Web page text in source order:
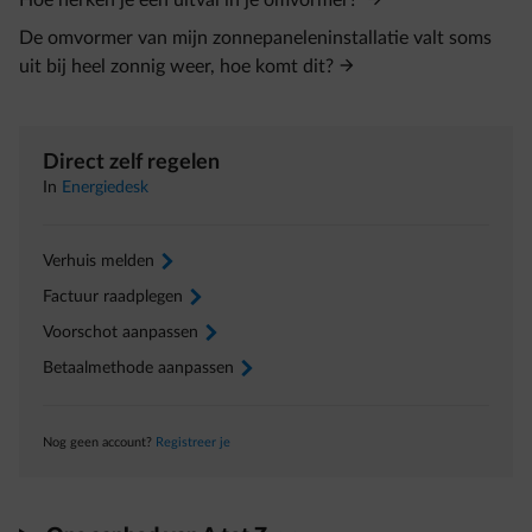
De omvormer van mijn zonnepaneleninstallatie valt soms
uit bij heel zonnig weer, hoe komt dit?
Direct zelf regelen
In Energiedesk
Verhuis melden arrow-right
Factuur raadplegen arrow-right
Voorschot aanpassen arrow-right
Betaalmethode aanpassen arrow-right
Nog geen account? Registreer je